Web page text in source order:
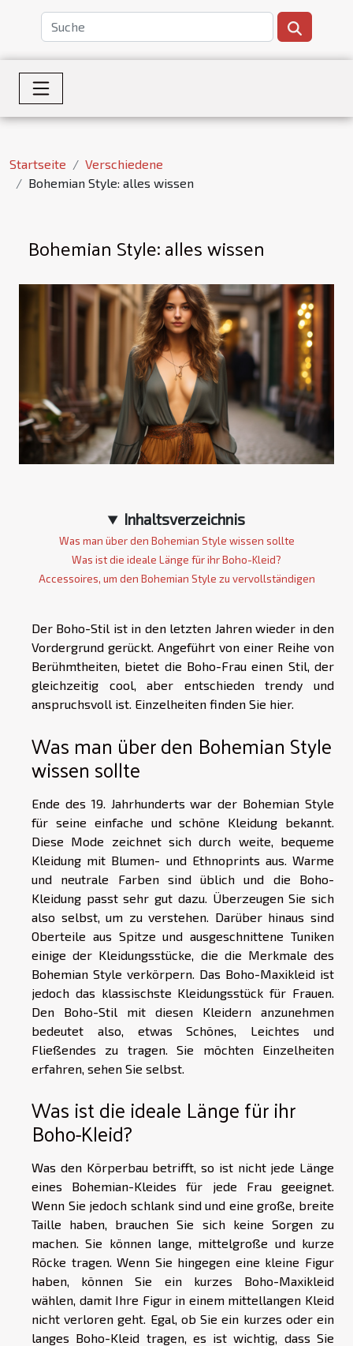
Startseite
Verschiedene
Bohemian Style: alles wissen
Bohemian Style: alles wissen
Inhaltsverzeichnis
Was man über den Bohemian Style wissen sollte
Was ist die ideale Länge für ihr Boho-Kleid?
Accessoires, um den Bohemian Style zu vervollständigen
Der Boho-Stil ist in den letzten Jahren wieder in den
Vordergrund gerückt. Angeführt von einer Reihe von
Berühmtheiten, bietet die Boho-Frau einen Stil, der
gleichzeitig cool, aber entschieden trendy und
anspruchsvoll ist. Einzelheiten finden Sie hier.
Was man über den Bohemian Style
wissen sollte
Ende des 19. Jahrhunderts war der Bohemian Style
für seine einfache und schöne Kleidung bekannt.
Diese Mode zeichnet sich durch weite, bequeme
Kleidung mit Blumen- und Ethnoprints aus. Warme
und neutrale Farben sind üblich und die Boho-
Kleidung passt sehr gut dazu. Überzeugen Sie sich
also selbst, um zu verstehen. Darüber hinaus sind
Oberteile aus Spitze und ausgeschnittene Tuniken
einige der Kleidungsstücke, die die Merkmale des
Bohemian Style verkörpern. Das Boho-Maxikleid ist
jedoch das klassischste Kleidungsstück für Frauen.
Den Boho-Stil mit diesen Kleidern anzunehmen
bedeutet also, etwas Schönes, Leichtes und
Fließendes zu tragen. Sie möchten Einzelheiten
erfahren, sehen Sie selbst
Was ist die ideale Länge für ihr
Boho-Kleid?
Was den Körperbau betrifft, so ist nicht jede Länge
eines Bohemian-Kleides für jede Frau geeignet.
Wenn Sie jedoch schlank sind und eine große, breite
Taille haben, brauchen Sie sich keine Sorgen zu
machen. Sie können lange, mittelgroße und kurze
Röcke tragen. Wenn Sie hingegen eine kleine Figur
haben, können Sie ein kurzes Boho-Maxikleid
wählen, damit Ihre Figur in einem mittellangen Kleid
nicht verloren geht. Egal, ob Sie ein kurzes oder ein
langes Boho-Kleid tragen, es ist wichtig, dass Sie